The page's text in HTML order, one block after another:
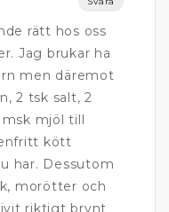
rätt hos oss
Jag brukar ha
men däremot
2 tsk salt, 2
mjöl till
kött
har. Dessutom
morötter och
riktigt brynt